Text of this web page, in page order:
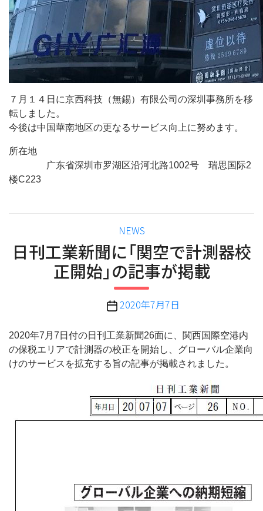
７月１４日に京西科技（無錫）有限公司の深圳事務所を移
転しました。
今後は中国華南地区の更なるサービス向上に努めます。
所在地
广东省深圳市罗湖区沿河北路1002号 瑞思国际2
楼C223
カ
テ
ゴ
リ
ー
NEWS
日刊工業新聞に「関空で計測器校
正開始」の記事が掲載
投
日
2020年7月7日
2020年7月7日付の日刊工業新聞26面に、関西国際空港内
の保税エリアで計測器の校正を開始し、グローバル企業向
けのサービスを拡充する旨の記事が掲載されました。